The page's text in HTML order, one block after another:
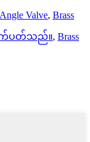
Angle Valve, Brass
က်ပတ်သည်။, Brass